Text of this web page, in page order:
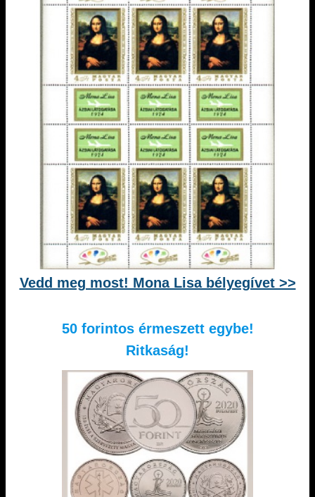
Vedd meg most! Mona Lisa bélyegívet >>
50 forintos érmeszett egybe!
Ritkaság!